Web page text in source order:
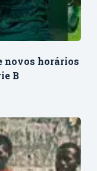
novos horários
B